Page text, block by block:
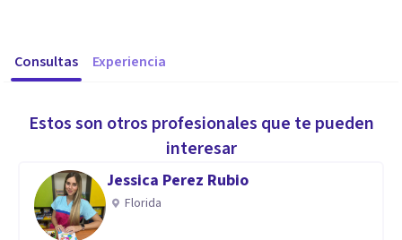
Consultas Experiencia
Estos son otros profesionales que te pueden
interesar
Jessica Perez Rubio
Florida